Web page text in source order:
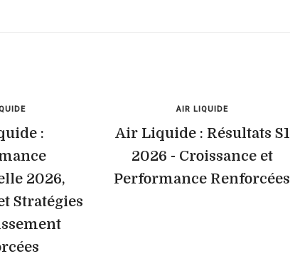
:
2026,
Stratégies
AIR LIQUIDE
Air Liquide : Résultats S1
2026 - Croissance et
Performance Renforcées